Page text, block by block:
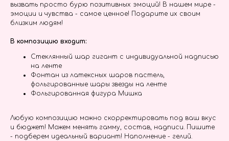
вызвать просто бурю позитивных эмоций! В нашем мире -
эмоции и чувства - самое ценное! Подарите их своим
близким людям!
В композицию входит:
Стеклянный шар гигант с индивидуальной надписью
на ленте
Фонтан из латексных шаров пастель,
фольгированные шары звезды на ленте
Фольгированная фигура Мишка
Любую композицию можно скорректировать под ваш вкус
и бюджет! Можем менять гамму, состав, надписи. Пишите
- подберем идеальный вариант! Наполнение - гелий.